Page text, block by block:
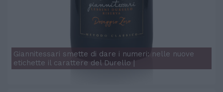
Giannitessari smette di dare i numeri: nelle nuove
etichette il carattere del Durello |